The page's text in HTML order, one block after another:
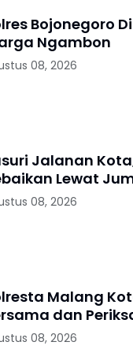
Bojonegoro
Ngambon
08, 2026
Jalanan
Lewat
08, 2026
Malang
dan
08, 2026